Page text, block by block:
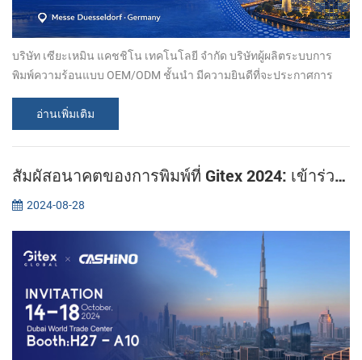
บริษัท เซียะเหมิน แคชชิโน เทคโนโลยี จำกัด บริษัทผู้ผลิตระบบการ
พิมพ์ความร้อนแบบ OEM/ODM ชั้นนำ มีความยินดีที่จะประกาศการ
เข้าร่วมงาน EuroShop 2026 ระหว่างวันที่ 22-26 กุมภาพันธ์ ขอเชิญ
ทุกท่านมาร่วมงานกั...
อ่านเพิ่มเติม
สัมผัสอนาคตของการพิมพ์ที่ Gitex 2024: เข้าร่วม Xiamen CASHINO
2024-08-28